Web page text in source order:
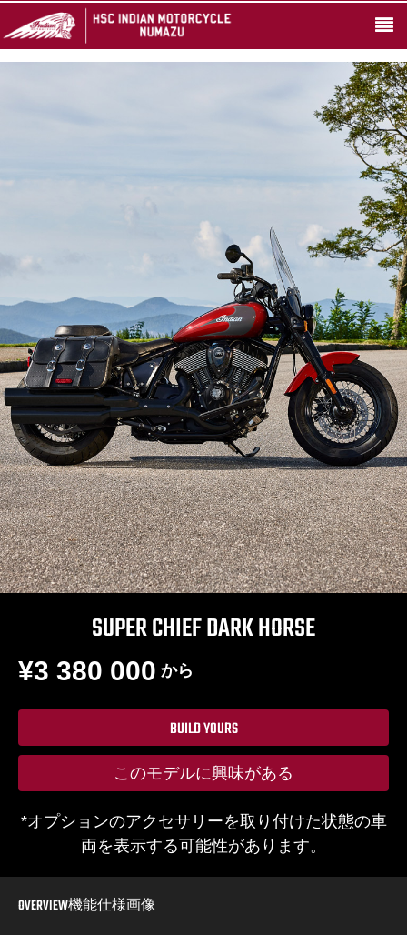
SUPER CHIEF DARK HORSE
から
¥3 380 000
BUILD YOURS
このモデルに興味がある
*オプションのアクセサリーを取り付けた状態の車
両を表示する可能性があります。
OVERVIEW機能仕様画像